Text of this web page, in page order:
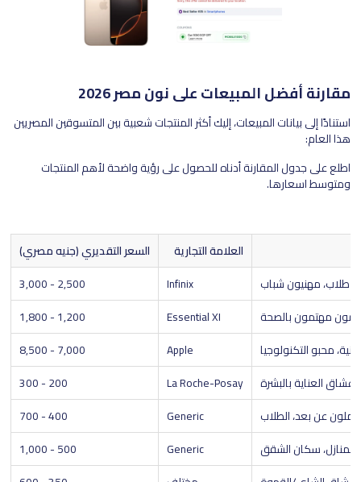
مقارنة أفضل المبيعات على نون مصر 2026
استنادًا إلى بيانات المبيعات، إليك أكثر المنتجات شعبية بين المتسوقين المصريين
هذا العام:
اطلع على جدول المقارنة أدناه للحصول على رؤية واضحة لأهم المنتجات
ومتوسط اسعارها.
العلامة التجارية
السعر التقديري (جنيه مصري)
طلاب، مهنيون شباب
Infinix
2,500 - 3,000
مهتمون بالصحة
Essential XI
1,200 - 1,800
محبو التكنولوجيا
Apple
7,000 - 8,500
العناية بالبشرة
La Roche-Posay
200 - 300
عن بعد، الطلاب
Generic
400 - 700
سكان الشقق
Generic
500 - 1,000